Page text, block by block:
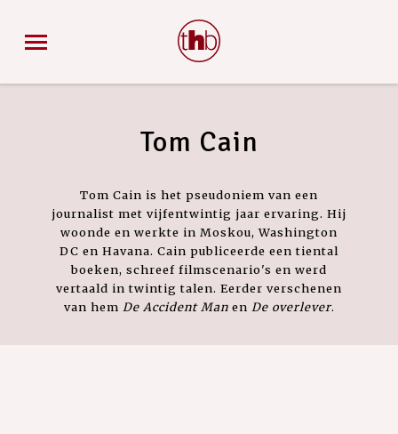
Tom Cain
Tom Cain is het pseudoniem van een
journalist met vijfentwintig jaar ervaring. Hij
woonde en werkte in Moskou, Washington
DC en Havana. Cain publiceerde een tiental
boeken, schreef filmscenario's en werd
vertaald in twintig talen. Eerder verschenen
van hem De Accident Manen De overlever.